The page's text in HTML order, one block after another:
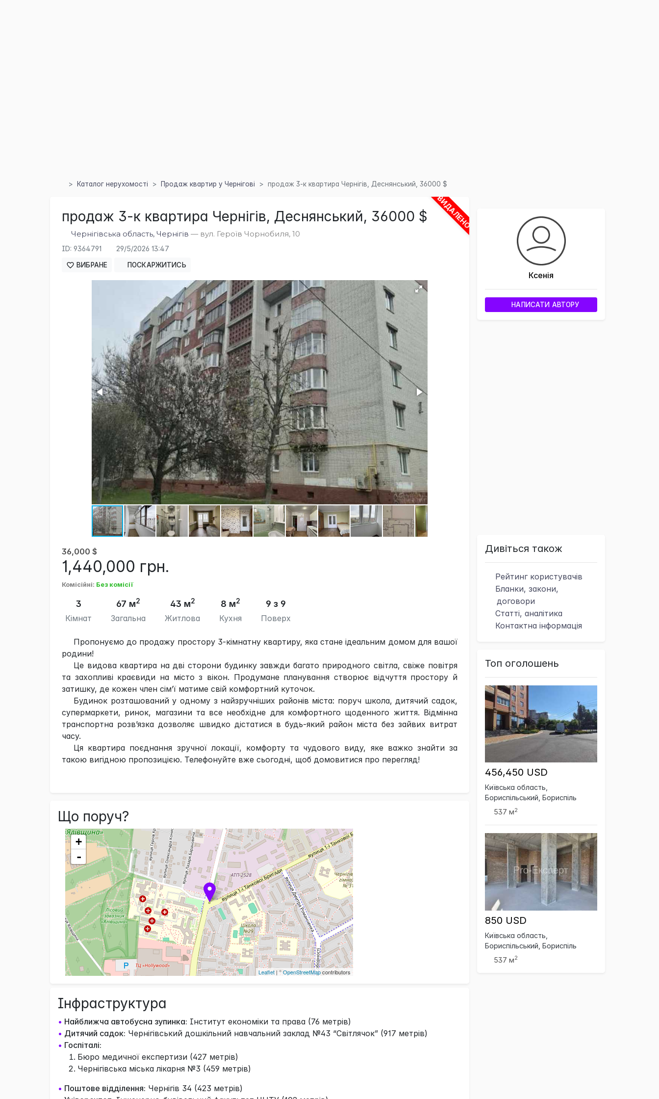
Каталог нерухомості Продаж квартир у Чернігові продаж 3-к квартира Чернігів, Деснянський, 36000 $
ВИДАЛЕНО
продаж 3-к квартира Чернігів, Деснянський, 36000 $
Чернігівська область, Чернігів — вул. Героїв Чорнобиля, 10
ID: 9364791 29/5/2026 13:47
ВИБРАНЕ ПОСКАРЖИТИСЬ
36,000 $
1,440,000 грн.
Комісійні: Без комісії
3
Кімнат
67 м2
Загальна
43 м2
Житлова
8 м2
Кухня
9 з 9
Поверх
Пропонуємо до продажу простору 3-кімнатну квартиру, яка стане ідеальним домом для вашої
родини!
Це видова квартира на дві сторони будинку завжди багато природного світла, свіже повітря
та захопливі краєвиди на місто з вікон. Продумане планування створює відчуття простору й
затишку, де кожен член сім’ї матиме свій комфортний куточок.
Будинок розташований у одному з найзручніших районів міста: поруч школа, дитячий садок,
супермаркети, ринок, магазини та все необхідне для комфортного щоденного життя. Відмінна
транспортна розв’язка дозволяє швидко дістатися в будь-який район міста без зайвих витрат
часу.
Ця квартира поєднання зручної локації, комфорту та чудового виду, яке важко знайти за
такою вигідною пропозицією. Телефонуйте вже сьогодні, щоб домовитися про перегляд!
Що поруч?
+
-
Leaflet| ©OpenStreetMapcontributors
Інфраструктура
• Найближча автобусна зупинка: Інститут економіки та права (76 метрів)
• Дитячий садок: Чернігівський дошкільний навчальний заклад №43 “Світлячок” (917 метрів)
• Госпіталі:
Бюро медичної експертизи (427 метрів)
Чернігівська міська лікарня №3 (459 метрів)
• Поштове відділення: Чернігів 34 (423 метрів)
Ксенія
НАПИСАТИ АВТОРУ
Дивіться також
Рейтинг користувачів
Бланки, закони,
договори
Статті, аналітика
Контактна інформація
Топ оголошень
456,450 USD
Київська область,
Бориспільський, Бориспіль
537 м2
850 USD
Київська область,
Бориспільський, Бориспіль
537 м2